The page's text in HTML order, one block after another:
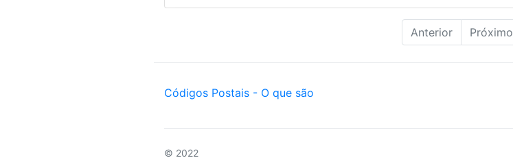
Anterior Próximo
Códigos Postais - O que são
© 2022